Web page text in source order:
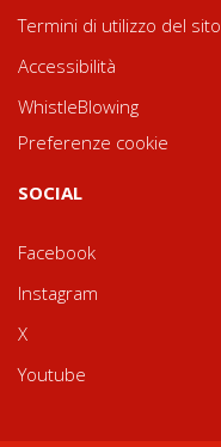
Termini di utilizzo del sito
Accessibilità
WhistleBlowing
Preferenze cookie
SOCIAL
Facebook
Instagram
X
Youtube